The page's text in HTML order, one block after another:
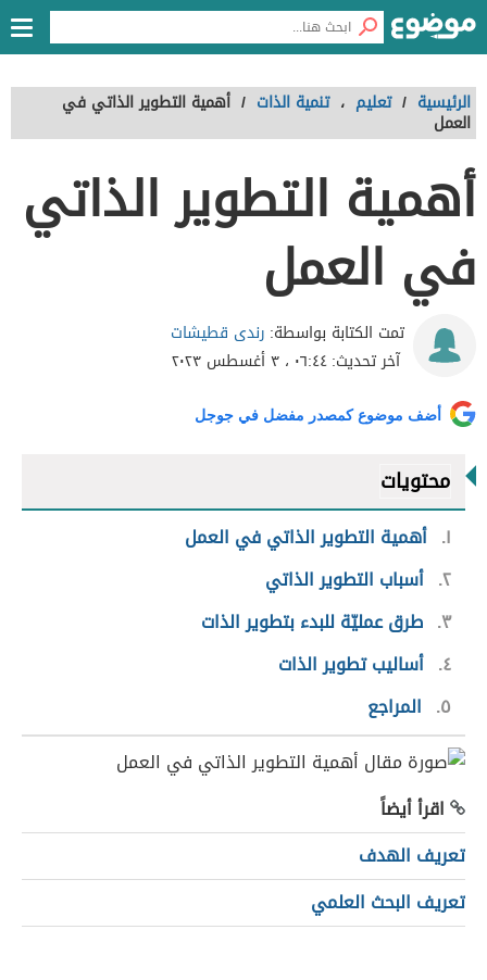
الرئيسية / تعليم ، تنمية الذات / أهمية التطوير الذاتي في
العمل
أهمية التطوير الذاتي
في العمل
تمت الكتابة بواسطة: رندى قطيشات
آخر تحديث:٠٦:٤٤ ، ٣ أغسطس ٢٠٢٣
أضف موضوع كمصدر مفضل في جوجل
محتويات
١ أهمية التطوير الذاتي في العمل
٢ أسباب التطوير الذاتي
٣ طرق عمليّة للبدء بتطوير الذات
٤ أساليب تطوير الذات
٥
المراجع
اقرأ أيضاً
تعريف الهدف
تعريف البحث العلمي